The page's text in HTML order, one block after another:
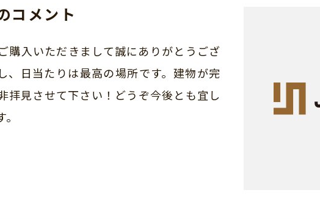
コメント
購入いただきまして誠にありがとうござ
、日当たりは最高の場所です。建物が完
拝見させて下さい！どうぞ今後とも宜し